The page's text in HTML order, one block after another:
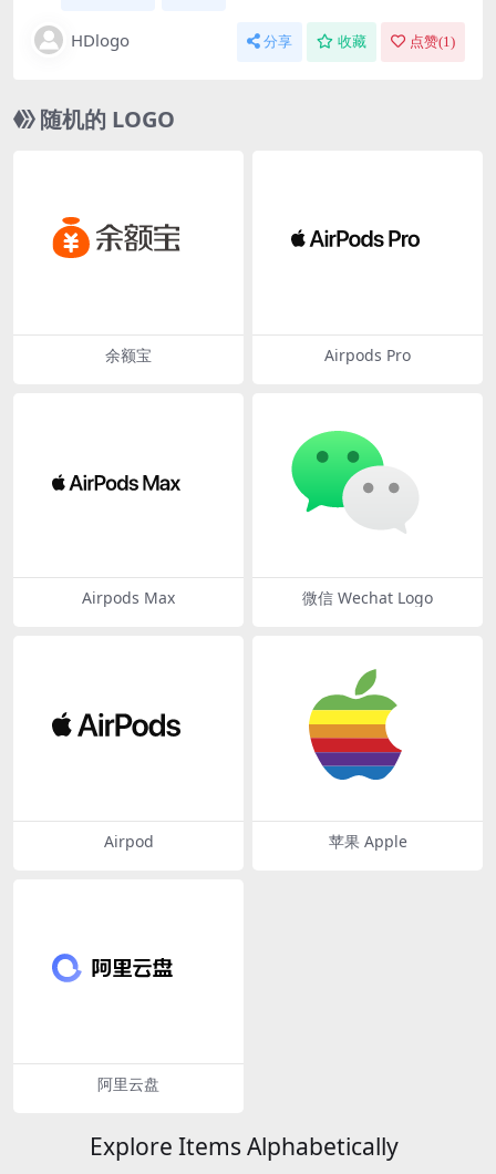
HDlogo 分享 收藏 点赞(1 )
随机的 LOGO
余额宝 Airpods Pro
Airpods Max 微信 Wechat Logo
Airpod 苹果 Apple
阿里云盘
Explore Items Alphabetically